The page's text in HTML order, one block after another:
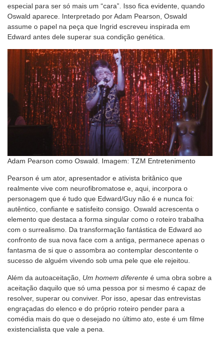
especial para ser só mais um “cara”. Isso fica evidente, quando
Oswald aparece. Interpretado por Adam Pearson, Oswald
assume o papel na peça que Ingrid escreveu inspirada em
Edward antes dele superar sua condição genética.
Adam Pearson como Oswald. Imagem: TZM Entretenimento
Pearson é um ator, apresentador e ativista britânico que
realmente vive com neurofibromatose e, aqui, incorpora o
personagem que é tudo que Edward/Guy não é e nunca foi:
autêntico, confiante e satisfeito consigo. Oswald acrescenta o
elemento que destaca a forma singular como o roteiro trabalha
com o surrealismo. Da transformação fantástica de Edward ao
confronto de sua nova face com a antiga, permanece apenas o
fantasma de si que o assombra ao contemplar descontente o
sucesso de alguém vivendo sob uma pele que ele rejeitou.
Além da autoaceitação, Um homem diferente é uma obra sobre a
aceitação daquilo que só uma pessoa por si mesmo é capaz de
resolver, superar ou conviver. Por isso, apesar das entrevistas
engraçadas do elenco e do próprio roteiro pender para a
comédia mais do que o desejado no último ato, este é um filme
existencialista que vale a pena.